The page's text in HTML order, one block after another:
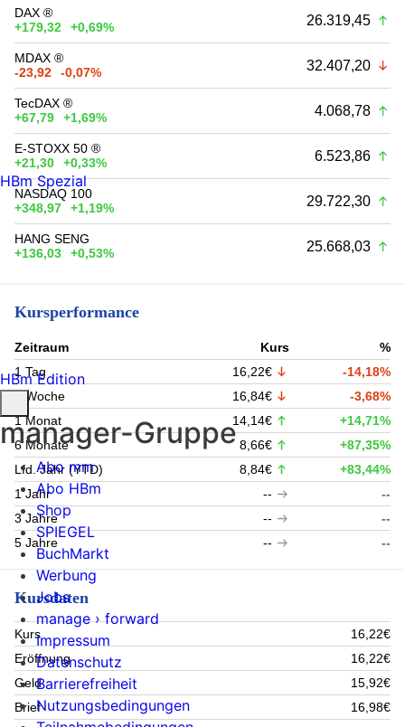
DAX ®
+179,32
+0,69% 26.319,45
MDAX ®
-23,92
-0,07% 32.407,20
TecDAX ®
+67,79
+1,69% 4.068,78
E-STOXX 50 ®
+21,30
+0,33% 6.523,86
NASDAQ 100
+348,97
+1,19% 29.722,30
HANG SENG
+136,03
+0,53% 25.668,03
Kursperformance
Zeitraum Kurs
%
1 Tag
16,22€
-14,18%
1 Woche
16,84€
-3,68%
1 Monat
14,14€
+14,71%
6 Monate
8,66€
+87,35%
Lfd. Jahr (YTD)
8,84€
+83,44%
1 Jahr
--
--
3 Jahre
--
--
5 Jahre
-- --
Kursdaten
Kurs
16,22€
Eröffnung
16,22€
Geld
15,92€
Brief
16,98€
HBm Spezial
HBm Edition
manager-Gruppe
Abo mm
Abo HBm
Shop
SPIEGEL
BuchMarkt
Werbung
Jobs
manage › forward
Impressum
Datenschutz
Barrierefreiheit
Nutzungsbedingungen